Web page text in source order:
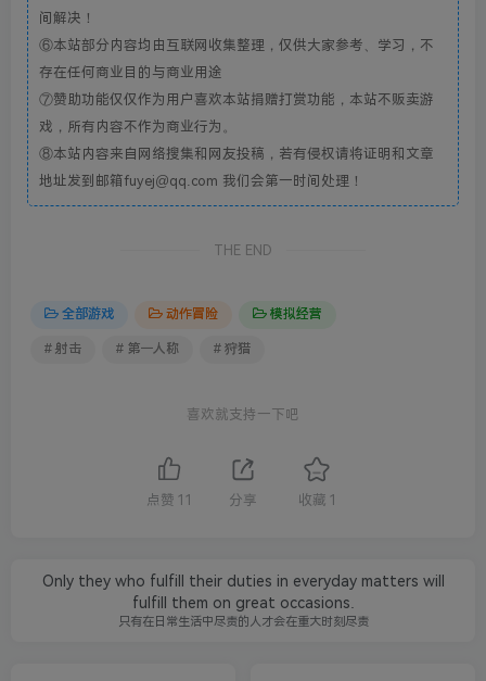
间解决！
⑥本站部分内容均由互联网收集整理，仅供大家参考、学习，不
存在任何商业目的与商业用途
⑦赞助功能仅仅作为用户喜欢本站捐赠打赏功能，本站不贩卖游
戏，所有内容不作为商业行为。
⑧本站内容来自网络搜集和网友投稿，若有侵权请将证明和文章
地址发到邮箱fuyej@qq.com 我们会第一时间处理！
THE END
全部游戏 动作冒险 模拟经营
# 射击 # 第一人称 # 狩猎
喜欢就支持一下吧
点赞 11 分享 收藏 1
Only they who fulfill their duties in everyday matters will
fulfill them on great occasions.
只有在日常生活中尽责的人才会在重大时刻尽责